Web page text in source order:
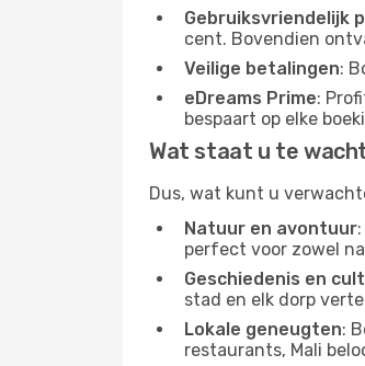
Gebruiksvriendelijk
cent. Bovendien
Veilige betalingen:
eDreams Prime:
bespaart op elke
Wat staat u te
Dus, wat kunt u
Natuur en avontuur
perfect voor zowel
Geschiedenis en
stad en elk dorp
Lokale geneugten:
restaurants, Mali